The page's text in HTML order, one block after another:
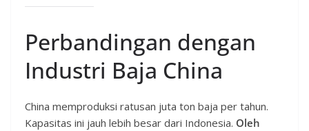
Perbandingan dengan
Industri Baja China
China memproduksi ratusan juta ton baja per tahun.
Kapasitas ini jauh lebih besar dari Indonesia. Oleh